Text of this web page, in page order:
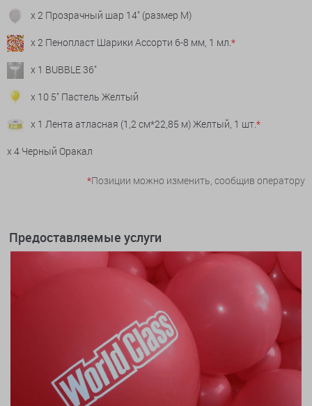
x 2 Прозрачный шар 14" (размер М)
x 2 Пенопласт Шарики Ассорти 6-8 мм, 1 мл.*
x 1 BUBBLE 36"
x 10 5" Пастель Желтый
x 1 Лента атласная (1,2 см*22,85 м) Желтый, 1 шт.*
x 4 Черный Оракал
*Позиции можно изменить, сообщив оператору
Предоставляемые услуги